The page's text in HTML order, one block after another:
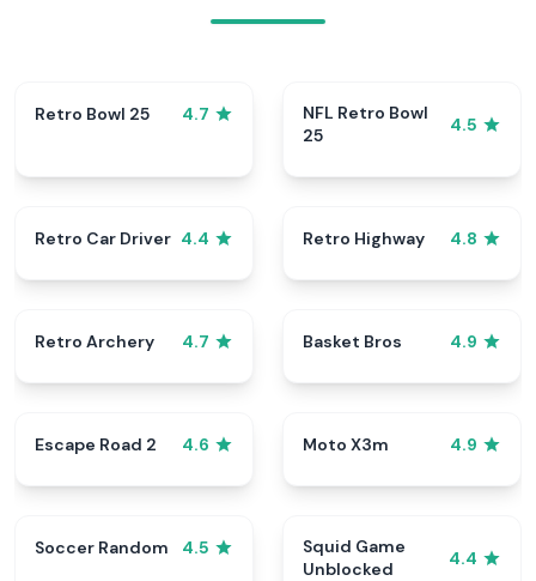
Retro Bowl 25 4.7
NFL Retro Bowl
25
4.5
Retro Car Driver 4.4 Retro Highway 4.8
Retro Archery 4.7 Basket Bros 4.9
Escape Road 2 4.6 Moto X3m 4.9
Soccer Random 4.5
Squid Game
Unblocked
4.4